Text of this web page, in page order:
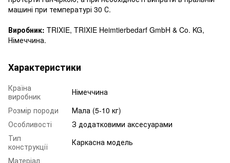
машині при температурі 30 С.
Виробник: TRIXIE, TRIXIE Heimtierbedarf GmbH & Co. KG,
Німеччина.
Характеристики
Країна
виробник
Німеччина
Розмір породи
Мала (5-10 кг)
Особливості
З додатковими аксесуарами
Тип
конструкції
Каркасна модель
Матеріал